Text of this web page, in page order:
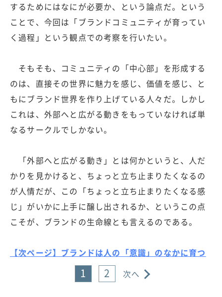
するためにはなにが必要か、という論点だ。という
ことで、今回は「ブランドコミュニティが育ってい
く過程」という観点での考察を行いたい。
そもそも、コミュニティの「中心部」を形成する
のは、直接その世界に魅力を感じ、価値を感じ、と
もにブランド世界を作り上げている人々だ。しかし
これは、外部へと広がる動きをもっていなければ単
なるサークルでしかない。
「外部へと広がる動き」とは何かというと、人だ
かりを見かけると、ちょっと立ち止まりたくなるの
が人情だが、この「ちょっと立ち止まりたくなる感
じ」がいかに上手に醸し出されるか、というこの点
こそが、ブランドの生命線とも言えるのである。
【次ページ】ブランドは人の「意識」のなかに育つ
1 2 次へ